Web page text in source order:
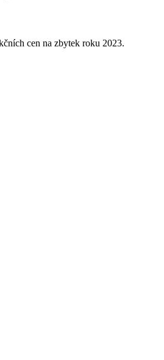
cen na zbytek roku 2023.